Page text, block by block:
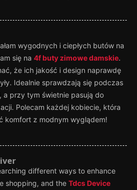
wygodnych i ciepłych butów na
się na 4f buty zimowe damskie.
że ich jakość i design naprawdę
Idealnie sprawdzają się podczas
a przy tym świetnie pasują do
Polecam każdej kobiecie, która
komfort z modnym wyglądem!
different ways to enhance
shopping, and the Tdcs Device